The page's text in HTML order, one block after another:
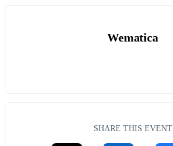
Wematica
SHARE THIS EVENT